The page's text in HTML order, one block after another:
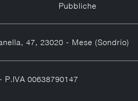
Pubbliche
47, 23020 - Mese (Sondrio)
00638790147